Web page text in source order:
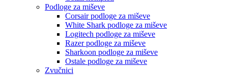
Podloge za miševe
Corsair podloge za miševe
White Shark podloge za miševe
Logitech podloge za miševe
Razer podloge za miševe
Sharkoon podloge za miševe
Ostale podloge za miševe
Zvučnici